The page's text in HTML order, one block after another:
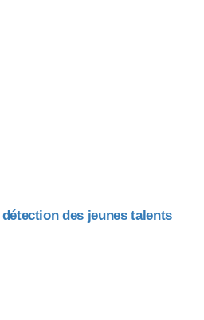
des jeunes talents